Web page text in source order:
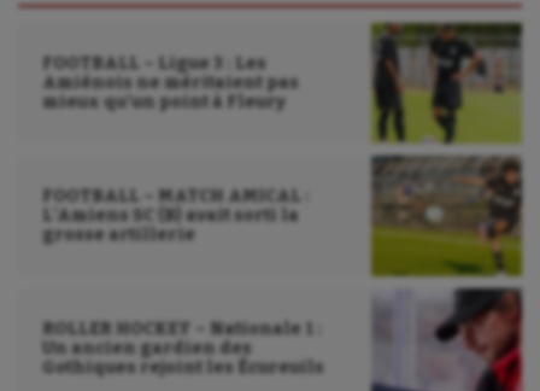
FOOTBALL – Ligue 3 : Les
Amiénois ne méritaient pas
mieux qu’un point à Fleury
FOOTBALL – MATCH AMICAL :
L’Amiens SC (B) avait sorti la
grosse artillerie
ROLLER HOCKEY – Nationale 1 :
Un ancien gardien des
Gothiques rejoint les Écureuils